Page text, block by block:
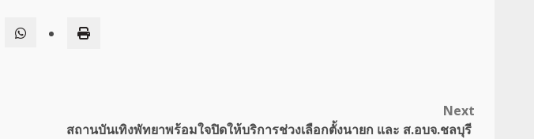
Next
สถานบันเทิงพัทยาพร้อมใจปิดให้บริการช่วงเลือกตั้งนายก และ ส.อบจ.ชลบุรี